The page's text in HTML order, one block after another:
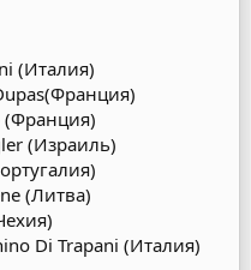
(Италия)
(Франция)
(Израиль)
(Литва)
Di Trapani (Италия)